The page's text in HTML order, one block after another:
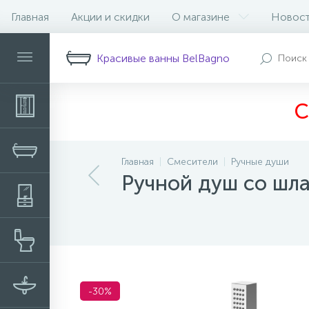
Главная Акции и скидки О магазине
Красивые ванны BelBagno
Главная Смесители Ручные души
Ручной душ со
Описание Характеристики
-30%